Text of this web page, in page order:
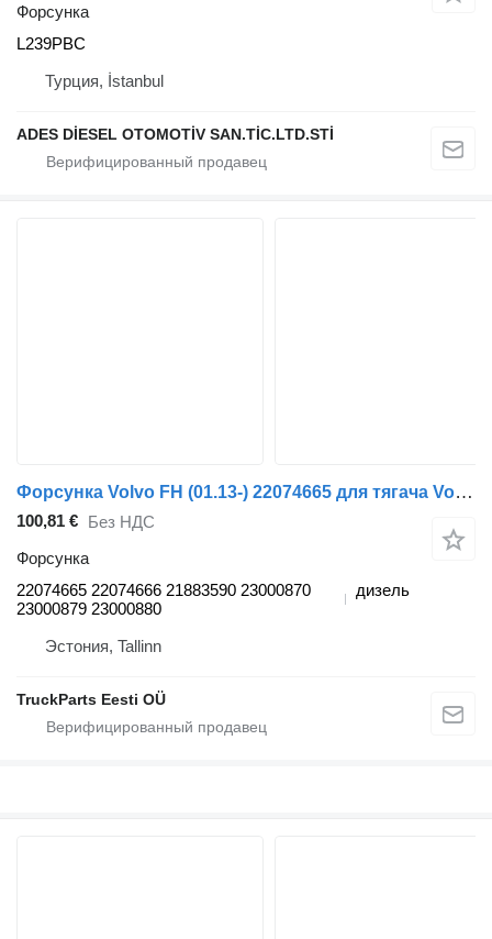
Форсунка
L239PBC
Турция, İstanbul
ADES DİESEL OTOMOTİV SAN.TİC.LTD.STİ
Форсунка Volvo FH (01.13-) 22074665 для тягача Volvo FH, FM, FMX-4 series (2013-)
100,81 € Без НДС
Форсунка
22074665 22074666 21883590 23000870
23000879 23000880
дизель
Эстония, Tallinn
TruckParts Eesti OÜ